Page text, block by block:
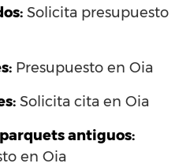
: Solicita presupuesto
Presupuesto en Oia
Solicita cita en Oia
antiguos:
en Oia